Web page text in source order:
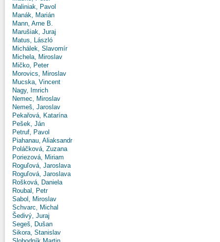
Maliniak, Pavol
Manák, Marián
Mann, Arne B.
Marušiak, Juraj
Matus, László
Michálek, Slavomír
Michela, Miroslav
Mičko, Peter
Morovics, Miroslav
Mucska, Vincent
Nagy, Imrich
Nemec, Miroslav
Nemeš, Jaroslav
Pekařová, Katarína
Pešek, Ján
Petruf, Pavol
Piahanau, Aliaksandr
Poláčková, Zuzana
Poriezová, Miriam
Roguľová, Jaroslava
Roguľová, Jaroslava
Rošková, Daniela
Roubal, Petr
Sabol, Miroslav
Schvarc, Michal
Šedivý, Juraj
Segeš, Dušan
Sikora, Stanislav